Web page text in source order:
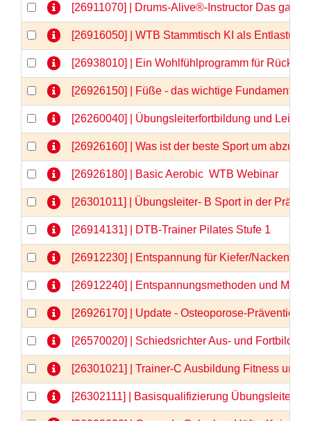
[26911070] | Drums-Alive®-Instructor Das
[26916050] | WTB Stammtisch KI als
[26938010] | Ein Wohlfühlprogramm für Rücken
[26926150] | Füße - das wichtige Fundament -
[26260040] | Übungsleiterfortbildung und
[26926160] | Was ist der beste Sport um
[26926180] | Basic Aerobic  WTB Webinar
[26301011] | Übungsleiter- B Sport in der
[26914131] | DTB-Trainer Pilates Stufe 1
[26912230] | Entspannung für Kiefer/Nacken/
[26912240] | Entspannungsmethoden und
[26926170] | Update - Osteoporose-Prävention
[26570020] | Schiedsrichter Aus- und
[26301021] | Trainer-C Ausbildung Fitness und
[26302111] | Basisqualifizierung Übungsleiter-